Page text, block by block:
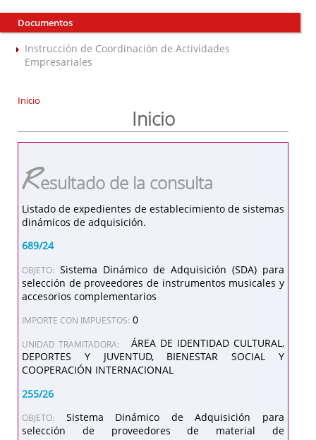
Documentos
Instrucción de Coordinación de Actividades
Empresariales
Inicio
Inicio
Resultado de la consulta
Listado de expedientes de establecimiento de sistemas
dinámicos de adquisición.
689/24
OBJETO:
Sistema Dinámico de Adquisición (SDA) para
selección de proveedores de instrumentos musicales y
accesorios complementarios
IMPORTE CON IMPUESTOS: 0
UNIDAD TRAMITADORA:
ÁREA DE IDENTIDAD CULTURAL,
DEPORTES Y JUVENTUD, BIENESTAR SOCIAL Y
COOPERACIÓN INTERNACIONAL
255/26
OBJETO:
Sistema Dinámico de Adquisición para
selección de proveedores de material de